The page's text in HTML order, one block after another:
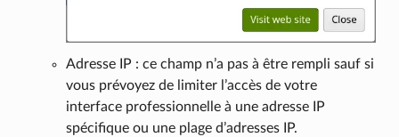
Adresse IP : ce champ n’a pas à être rempli sauf si
vous prévoyez de limiter l’accès de votre
interface professionnelle à une adresse IP
spécifique ou une plage d’adresses IP.